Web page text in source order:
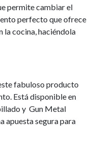
permite cambiar el
perfecto que ofrece
la cocina, haciéndola
fabuloso producto
Está disponible en
y Gun Metal
apuesta segura para